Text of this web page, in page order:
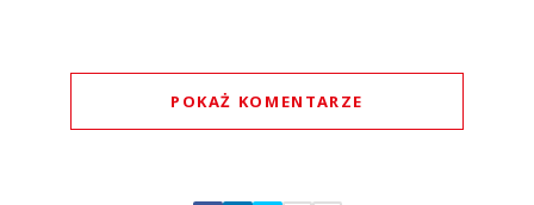
POKAŻ KOMENTARZE